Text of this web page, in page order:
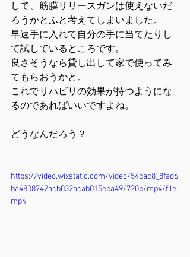
して、筋膜リリースガンは使えないだ
ろうかとふと考えてしまいました。
早速手に入れて自分の手に当てたりし
て試しているところです。
良さそうなら貸し出して家で使ってみ
てもらおうかと。
これでリハビリの効果が持つようにな
るのであればいいですよね。
どうなんだろう？
https://video.wixstatic.com/video/54cac8_8fad6
ba4808742acb032acab015eba49/720p/mp4/file.
mp4